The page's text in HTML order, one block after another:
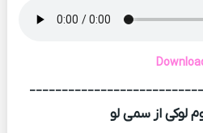
لوکی از سمی لو